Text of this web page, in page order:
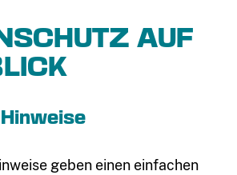
AUF
geben einen einfachen